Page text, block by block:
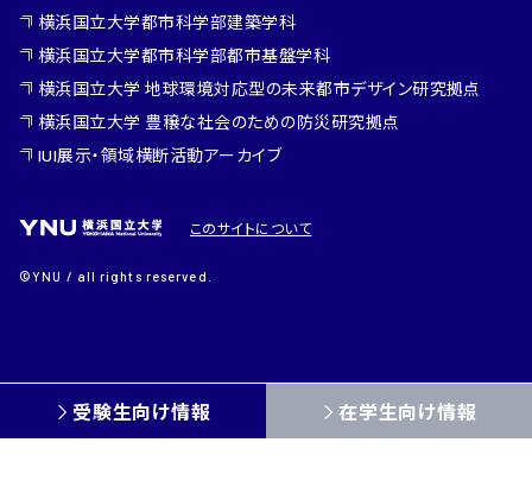
受験生向け情報 在学生向け情報
横浜国立大学都市科学部建築学科
横浜国立大学都市科学部都市基盤学科
横浜国立大学 地球環境対応型の未来都市デザイン研究拠点
横浜国立大学 豊穣な社会のための防災研究拠点
IUI展示・領域横断活動アーカイブ
このサイトについて
©YNU / all rights reserved.